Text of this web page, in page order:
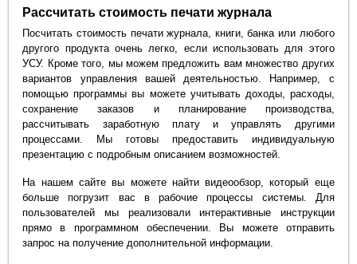
Рассчитать стоимость печати журнала
Посчитать стоимость печати журнала, книги, банка или любого
другого продукта очень легко, если использовать для этого
УСУ. Кроме того, мы можем предложить вам множество других
вариантов управления вашей деятельностью. Например, с
помощью программы вы можете учитывать доходы, расходы,
сохранение заказов и планирование производства,
рассчитывать заработную плату и управлять другими
процессами. Мы готовы предоставить индивидуальную
презентацию с подробным описанием возможностей.
На нашем сайте вы можете найти видеообзор, который еще
больше погрузит вас в рабочие процессы системы. Для
пользователей мы реализовали интерактивные инструкции
прямо в программном обеспечении. Вы можете отправить
запрос на получение дополнительной информации.